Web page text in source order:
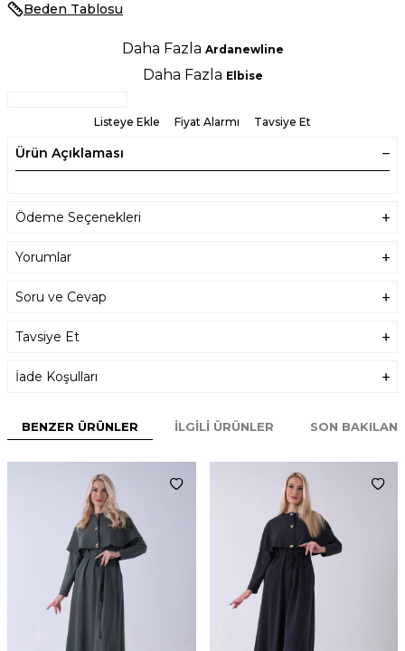
Beden Tablosu
Daha Fazla Ardanewline
Daha Fazla Elbise
Listeye Ekle Fiyat Alarmı Tavsiye Et
Ürün Açıklaması
Ödeme Seçenekleri
Yorumlar
Soru ve Cevap
Tavsiye Et
İade Koşulları
BENZER ÜRÜNLER İLGILI ÜRÜNLER SON